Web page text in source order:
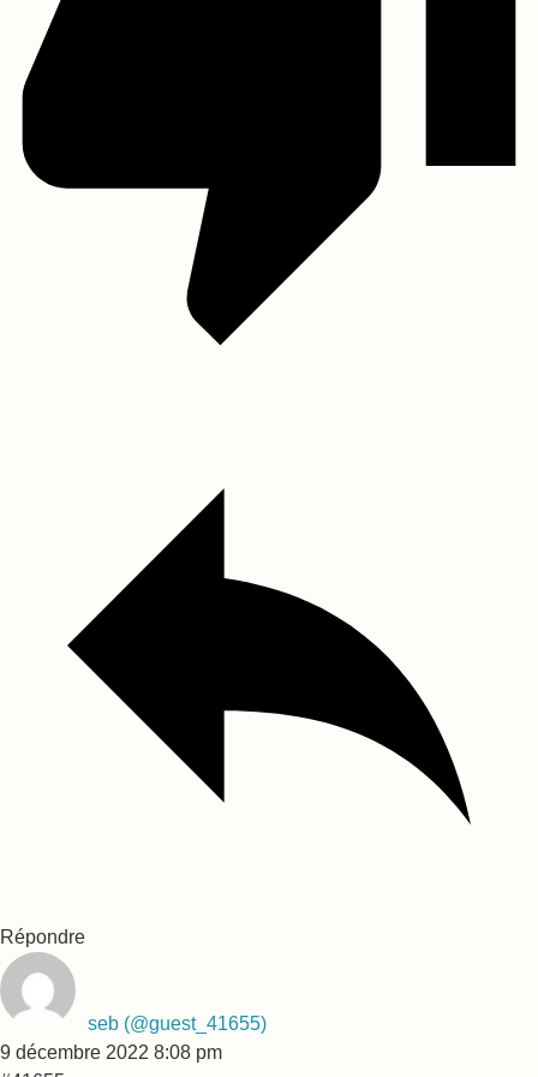
Répondre
seb (@guest_41655)
9 décembre 2022 8:08 pm